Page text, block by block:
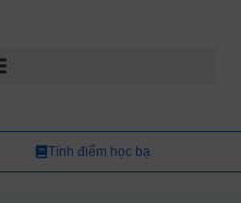
Tính điểm học bạ